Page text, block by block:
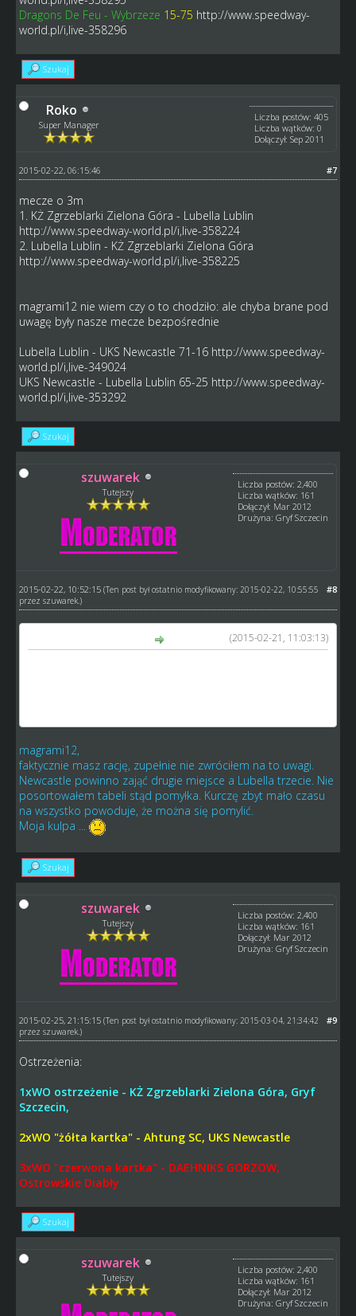
Dragons De Feu - Wybrzeze 15-75 http://www.speedway-
world.pl/i,live-358296
Szukaj
Roko
Super Manager
Liczba postów: 405
Liczba wątków: 0
Dołączył: Sep 2011
#7
2015-02-22, 06:15:46
mecze o 3m
1. KŻ Zgrzeblarki Zielona Góra - Lubella Lublin
http://www.speedway-world.pl/i,live-358224
2. Lubella Lublin - KŻ Zgrzeblarki Zielona Góra
http://www.speedway-world.pl/i,live-358225
magrami12 nie wiem czy o to chodziło: ale chyba brane pod
uwagę były nasze mecze bezpośrednie
Lubella Lublin - UKS Newcastle 71-16 http://www.speedway-
world.pl/i,live-349024
UKS Newcastle - Lubella Lublin 65-25 http://www.speedway-
world.pl/i,live-353292
Szukaj
szuwarek
Tutejszy
Liczba postów: 2,400
Liczba wątków: 161
Dołączył: Mar 2012
Drużyna: Gryf Szczecin
#8
2015-02-22, 10:52:15 (Ten post był ostatnio modyfikowany: 2015-02-22, 10:55:55
przez szuwarek.)
(2015-02-21, 11:03:13)
magrami12,
faktycznie masz rację, zupełnie nie zwróciłem na to uwagi.
Newcastle powinno zająć drugie miejsce a Lubella trzecie. Nie
posortowałem tabeli stąd pomyłka. Kurczę zbyt mało czasu
na wszystko powoduje, że można się pomylić.
Moja kulpa ...
Szukaj
szuwarek
Tutejszy
Liczba postów: 2,400
Liczba wątków: 161
Dołączył: Mar 2012
Drużyna: Gryf Szczecin
#9
2015-02-25, 21:15:15 (Ten post był ostatnio modyfikowany: 2015-03-04, 21:34:42
przez szuwarek.)
Ostrzeżenia:
1xWO ostrzeżenie - KŻ Zgrzeblarki Zielona Góra, Gryf
Szczecin,
2xWO "żółta kartka" - Ahtung SC, UKS Newcastle
3xWO "czerwona kartka" - DAEHNIKS GORZOW,
Ostrowskie Diabły
Szukaj
szuwarek
Tutejszy
Liczba postów: 2,400
Liczba wątków: 161
Dołączył: Mar 2012
Drużyna: Gryf Szczecin